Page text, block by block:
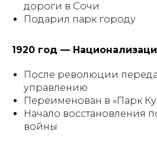
дороги в Сочи
Подарил парк городу
1920 год —
После революции
управлению
Переименован в «Парк
Начало восстановления
войны